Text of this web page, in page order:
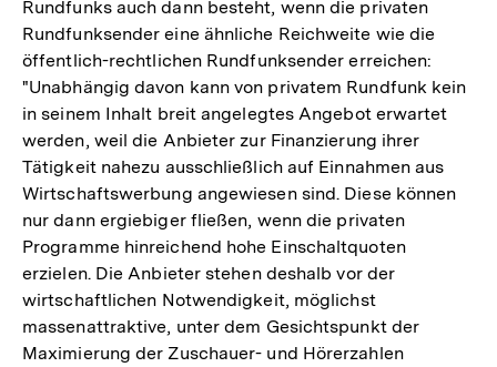
der
Fußnote
Rundfunks auch dann besteht, wenn die privaten
Rundfunksender eine ähnliche Reichweite wie die
öffentlich-rechtlichen Rundfunksender erreichen:
"Unabhängig davon kann von privatem Rundfunk kein
in seinem Inhalt breit angelegtes Angebot erwartet
werden, weil die Anbieter zur Finanzierung ihrer
Tätigkeit nahezu ausschließlich auf Einnahmen aus
Wirtschaftswerbung angewiesen sind. Diese können
nur dann ergiebiger fließen, wenn die privaten
Programme hinreichend hohe Einschaltquoten
erzielen. Die Anbieter stehen deshalb vor der
wirtschaftlichen Notwendigkeit, möglichst
massenattraktive, unter dem Gesichtspunkt der
Maximierung der Zuschauer- und Hörerzahlen